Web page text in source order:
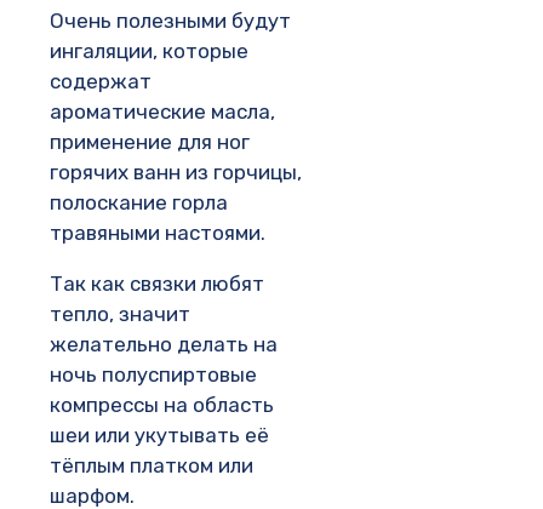
Очень полезными будут
ингаляции, которые
содержат
ароматические масла,
применение для ног
горячих ванн из горчицы,
полоскание горла
травяными настоями.
Так как связки любят
тепло, значит
желательно делать на
ночь полуспиртовые
компрессы на область
шеи или укутывать её
тёплым платком или
шарфом.